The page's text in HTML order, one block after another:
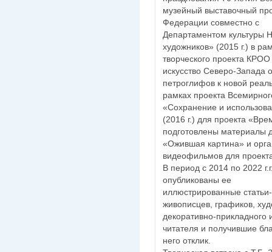
музейный выставочный
Федерации совместно с
Департаментом культуры
художников» (2015 г.) в
творческого проекта
искусство Северо-Запада
петроглифов к новой
рамках проекта
«Сохранение и
(2016 г.) для проекта
подготовлены материалы
«Ожившая картина» и
видеофильмов для
В период с 2014 по 2022
опубликованы ее
иллюстрированные
живописцев, графиков,
декоративно-прикладного
читателя и получившие
него отклик.